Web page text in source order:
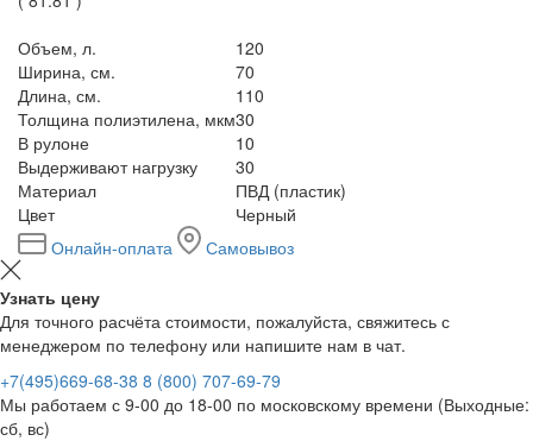
Объем, л.
120
Ширина, см.
70
Длина, см.
110
Толщина полиэтилена, мкм30
В рулоне
10
Выдерживают нагрузку
30
Материал
ПВД (пластик)
Цвет
Черный
Онлайн-оплата
Самовывоз
Узнать цену
Для точного расчёта стоимости, пожалуйста, свяжитесь с
менеджером по телефону или напишите нам в чат.
+7(495)669-68-38 8 (800) 707-69-79
Мы работаем с 9-00 до 18-00 по московскому времени (Выходные:
сб, вс)